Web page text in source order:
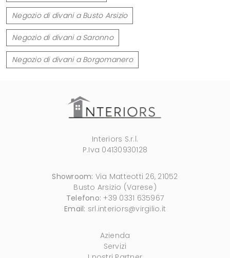
Negozio di divani a Busto Arsizio
Negozio di divani a Saronno
Negozio di divani a Borgomanero
Interiors S.r.l.
P.Iva 04130930128
Showroom: Via Matteotti 26, 21052
Busto Arsizio (Varese)
Telefono: +39 0331 635967
Email: srl.interiors@virgilio.it
Azienda
Servizi